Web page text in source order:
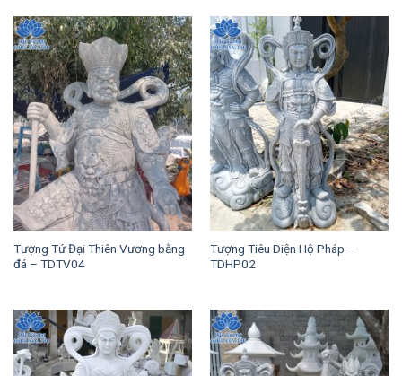
Tượng Tứ Đại Thiên Vương bằng
đá – TDTV04
Tượng Tiêu Diện Hộ Pháp –
TDHP02